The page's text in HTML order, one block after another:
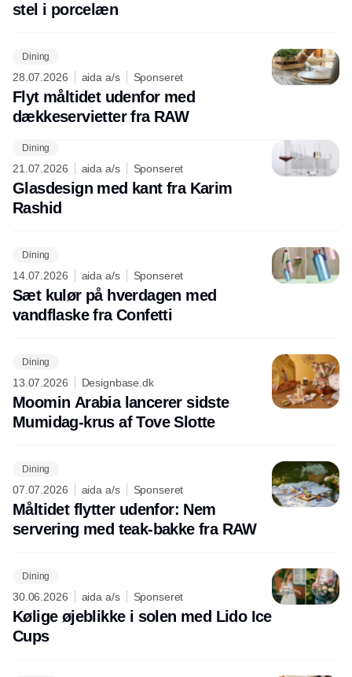
stel i porcelæn
Dining
28.07.2026 aida a/s Sponseret
Flyt måltidet udenfor med
dækkeservietter fra RAW
Dining
21.07.2026 aida a/s Sponseret
Glasdesign med kant fra Karim
Rashid
Dining
14.07.2026 aida a/s Sponseret
Sæt kulør på hverdagen med
vandflaske fra Confetti
Dining
13.07.2026 Designbase.dk
Moomin Arabia lancerer sidste
Mumidag-krus af Tove Slotte
Dining
07.07.2026 aida a/s Sponseret
Måltidet flytter udenfor: Nem
servering med teak-bakke fra RAW
Dining
30.06.2026 aida a/s Sponseret
Kølige øjeblikke i solen med Lido Ice
Cups